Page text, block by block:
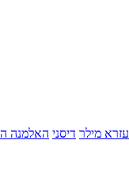
עזרא מילר דיסני האלמנה